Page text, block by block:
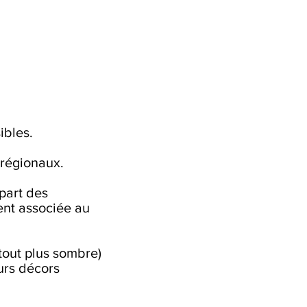
des
associée au
plus sombre)
décors